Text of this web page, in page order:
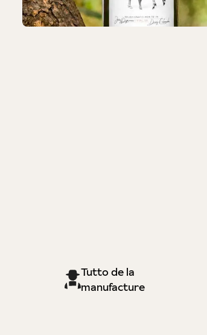
Tutto de la
manufacture